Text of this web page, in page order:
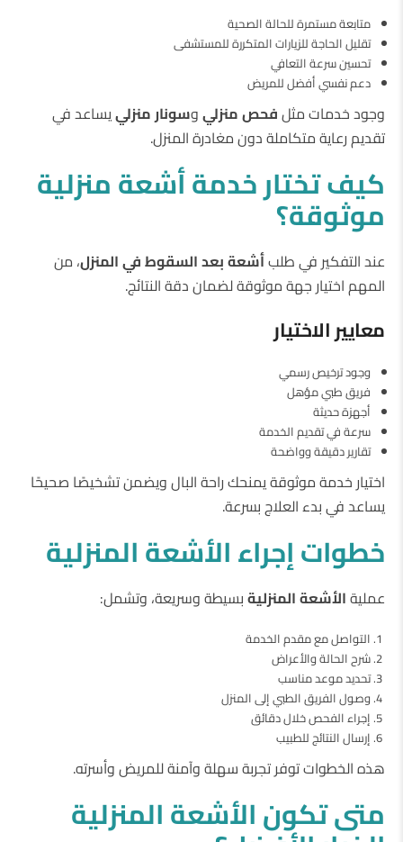
متابعة مستمرة للحالة الصحية
تقليل الحاجة للزيارات المتكررة للمستشفى
تحسين سرعة التعافي
دعم نفسي أفضل للمريض
وجود خدمات مثلفحصمنزليوسونار منزلييساعد في
تقديم رعاية متكاملة دون مغادرة المنزل.
كيفتختارخدمةأشعةمنزلية
موثوقة؟
عند التفكير في طلبأشعةبعدالسقوطفيالمنزل، من
المهم اختيار جهة موثوقة لضمان دقة النتائج.
معاييرالاختيار
وجود ترخيص رسمي
فريق طبي مؤهل
أجهزة حديثة
سرعة في تقديم الخدمة
تقارير دقيقة وواضحة
اختيار خدمة موثوقة يمنحك راحة البال ويضمن تشخيصًا صحيحًا
يساعد في بدء العلاج بسرعة.
خطواتإجراءالأشعةالمنزلية
عمليةالأشعةالمنزليةبسيطة وسريعة، وتشمل:
التواصل مع مقدم الخدمة
شرح الحالة والأعراض
تحديد موعد مناسب
وصول الفريق الطبي إلى المنزل
إجراء الفحص خلال دقائق
إرسال النتائج للطبيب
هذه الخطوات توفر تجربة سهلة وآمنة للمريض وأسرته.
متىتكونالأشعةالمنزلية